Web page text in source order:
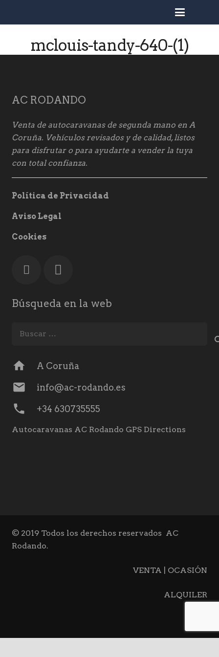
mclouis-tandy-640-(1)
AC RODANDO
Venta de autocaravanas de segunda mano en A
Coruña. Vehículos revisados y de calidad, listos
para disfrutar o para ayudarte a vender la tuya
con total confianza.
Política de Privacidad
Aviso Legal
Cookies
Búsqueda en la web
home A Coruña
mail info@ac-rodando.es
phone +34 630735555
Autocaravanas AC Rodando GPS Directions
© 2019 Todos los derechos reservados AC
Rodando.
VENTA | OCASIÓN
ALQUILER